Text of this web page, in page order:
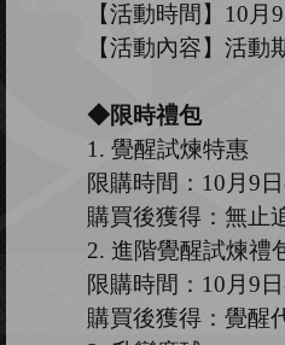
【活動時間】 10月 9
【活動內容】活
◆限時禮包
1. 覺醒試煉特惠
限購時間： 10月 9 日
購買後獲得：無止
2. 進階覺醒試煉禮
限購時間： 10月 9 日
購買後獲得：覺醒